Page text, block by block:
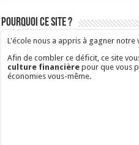
Pourquoi ce site ?
L'école nous a appris à gagner
Afin de combler ce déficit, ce site
culture financière pour que vous
économies vous-même.